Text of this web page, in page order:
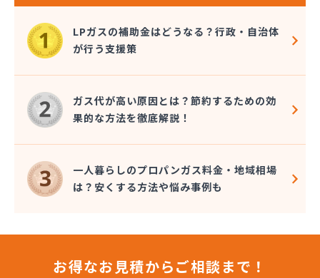
熊本石油株式会社 八代ガスセンター
光永プロパン店
幸輝住設株式会社
広瀬プロパン
荒木商店
合資会社阿蘇プロパン商会
合資会社花田プロパン
合資会社台信商店
佐伯商店
堺プロパン店
三愛オブリガス九州株式会社 熊本営業所
三愛オブリガス九州株式会社 熊本支店
山部石油店
LPガスの補助金はどうなる？行政・自治体
が行う支援策
ガス代が高い原因とは？節約するための効
果的な方法を徹底解説！
一人暮らしのプロパンガス料金・地域相場
は？安くする方法や悩み事例も
お得なお見積からご相談まで！